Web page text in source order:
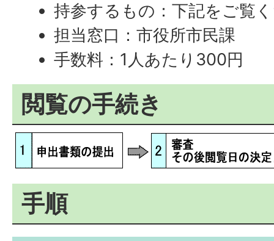
持参するもの：下記をご覧
担当窓口：市役所市民課
手数料：1人あたり300円
閲覧の手続き
手順